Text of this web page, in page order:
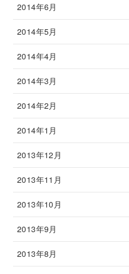
2014年6月
2014年5月
2014年4月
2014年3月
2014年2月
2014年1月
2013年12月
2013年11月
2013年10月
2013年9月
2013年8月